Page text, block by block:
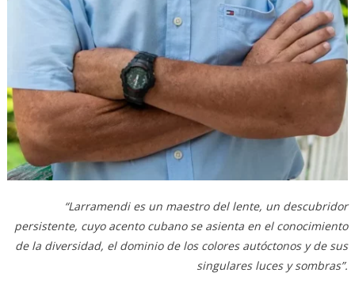
“Larramendi es un maestro del lente, un descubridor
persistente, cuyo acento cubano se asienta en el conocimiento
de la diversidad, el dominio de los colores autóctonos y de sus
singulares luces y sombras”.